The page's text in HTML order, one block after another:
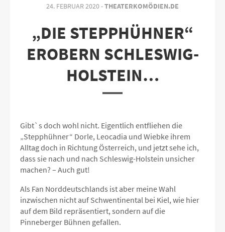
24. FEBRUAR 2020 -THEATERKOMÖDIEN.DE
„DIE STEPPHÜHNER“
EROBERN SCHLESWIG-
HOLSTEIN…
Gibt`s doch wohl nicht. Eigentlich entfliehen die
„Stepphühner“ Dorle, Leocadia und Wiebke ihrem
Alltag doch in Richtung Österreich, und jetzt sehe ich,
dass sie nach und nach Schleswig-Holstein unsicher
machen? – Auch gut!
Als Fan Norddeutschlands ist aber meine Wahl
inzwischen nicht auf Schwentinental bei Kiel, wie hier
auf dem Bild repräsentiert, sondern auf die
Pinneberger Bühnen gefallen.